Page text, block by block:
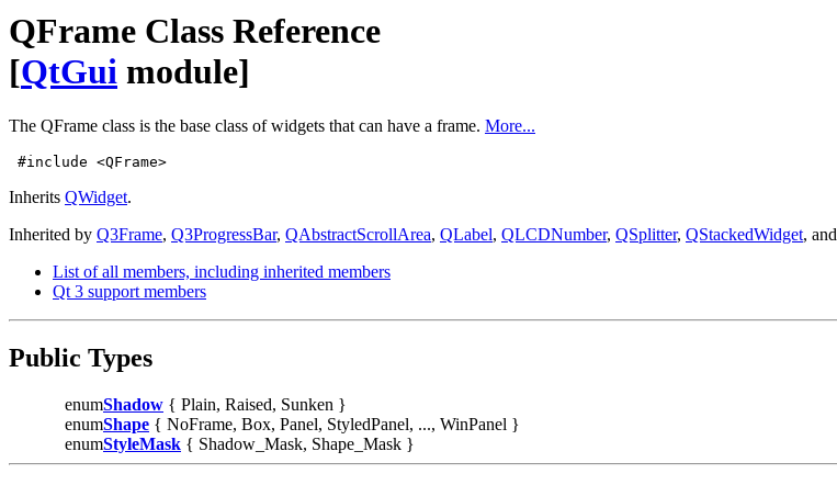
QFrame Class Reference
[QtGui module]
The QFrame class is the base class of widgets that can have a frame. More...
#include <QFrame>
Inherits QWidget.
Inherited by Q3Frame, Q3ProgressBar, QAbstractScrollArea, QLabel, QLCDNumber, QSplitter, QStackedWidget, and
List of all members, including inherited members
Qt 3 support members
Public Types
enumShadow { Plain, Raised, Sunken }
enumShape { NoFrame, Box, Panel, StyledPanel, ..., WinPanel }
enumStyleMask { Shadow_Mask, Shape_Mask }